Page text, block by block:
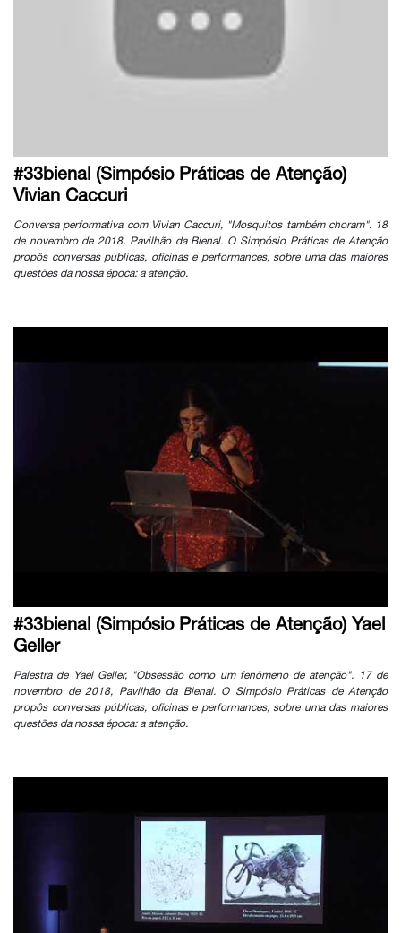
#33bienal (Simpósio Práticas de Atenção)
Vivian Caccuri
Conversa performativa com Vivian Caccuri, "Mosquitos também choram". 18
de novembro de 2018, Pavilhão da Bienal. O Simpósio Práticas de Atenção
propôs conversas públicas, oficinas e performances, sobre uma das maiores
questões da nossa época: a atenção.
#33bienal (Simpósio Práticas de Atenção) Yael
Geller
Palestra de Yael Geller, "Obsessão como um fenômeno de atenção". 17 de
novembro de 2018, Pavilhão da Bienal. O Simpósio Práticas de Atenção
propôs conversas públicas, oficinas e performances, sobre uma das maiores
questões da nossa época: a atenção.